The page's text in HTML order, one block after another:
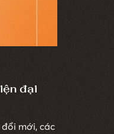
đại
mới, các